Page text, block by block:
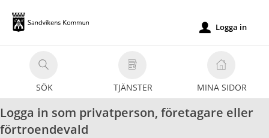
till
tjänster
Sandvikens
kommun
SÖK TJÄNSTER MINA SIDOR
u Logga in
Logga in som privatperson, företagare eller
förtroendevald